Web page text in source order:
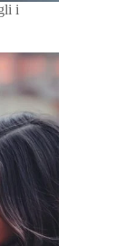
i